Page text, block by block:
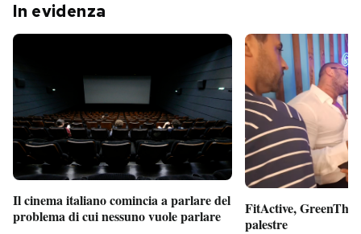
In evidenza
Il cinema italiano comincia a parlare del
problema di cui nessuno vuole parlare
FitActive,
palestre